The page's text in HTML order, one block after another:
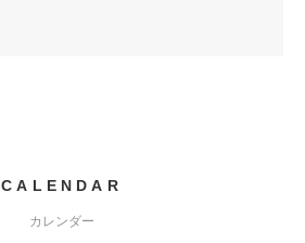
CALENDAR
カレンダー